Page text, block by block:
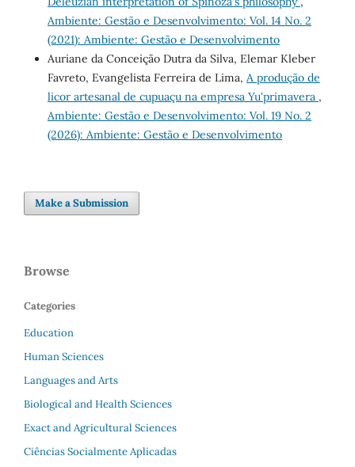
Ambiente: Gestão e Desenvolvimento: Vol. 14 No. 2
(2021): Ambiente: Gestão e Desenvolvimento
Auriane da Conceição Dutra da Silva, Elemar Kleber
Favreto, Evangelista Ferreira de Lima, A produção de
licor artesanal de cupuaçu na empresa Yu'primavera ,
Ambiente: Gestão e Desenvolvimento: Vol. 19 No. 2
(2026): Ambiente: Gestão e Desenvolvimento
Make a Submission
Browse
Categories
Education
Human Sciences
Languages and Arts
Biological and Health Sciences
Exact and Agricultural Sciences
Ciências Socialmente Aplicadas